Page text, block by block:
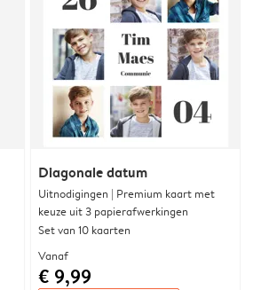
Diagonale datum
Uitnodigingen | Premium kaart met
keuze uit 3 papierafwerkingen
Set van 10 kaarten
Vanaf
€ 9,99